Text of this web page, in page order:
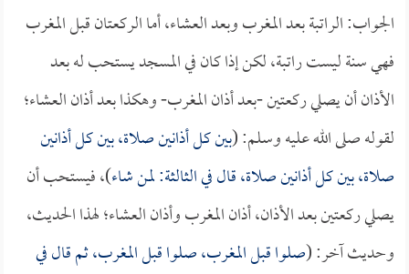
الجواب: الراتبة بعد المغرب وبعد العشاء، أما الركعتان قبل المغرب
فهي سنة ليست راتبة، لكن إذا كان في المسجد يستحب له بعد
الأذان أن يصلي ركعتين -بعد أذان المغرب- وهكذا بعد أذان العشاء؛
لقوله صلى الله عليه وسلم: (بين كل أذانين صلاة، بين كل أذانين
صلاة، بين كل أذانين صلاة، قال في الثالثة: لمن شاء)، فيستحب أن
يصلي ركعتين بعد الأذان، أذان المغرب وأذان العشاء؛ لهذا الحديث،
وحديث آخر: (صلوا قبل المغرب، صلوا قبل المغرب، ثم قال في